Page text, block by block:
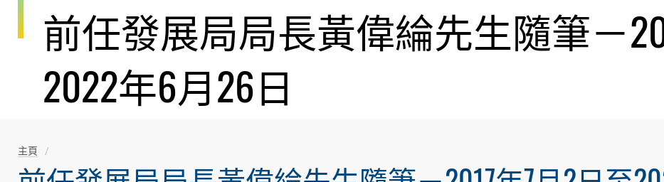
前任發展局局長黃偉綸先生隨筆－
2022年6月26日
主頁